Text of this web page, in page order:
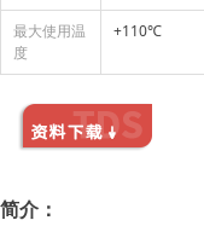
简介：
最大使用温
度
+110℃